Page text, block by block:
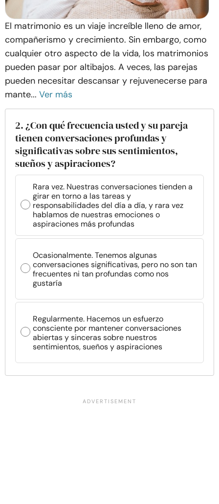
El matrimonio es un viaje increíble lleno de amor,
compañerismo y crecimiento. Sin embargo, como
cualquier otro aspecto de la vida, los matrimonios
pueden pasar por altibajos. A veces, las parejas
pueden necesitar descansar y rejuvenecerse para
mante... Ver más
2. ¿Con qué frecuencia usted y su pareja
tienen conversaciones profundas y
significativas sobre sus sentimientos,
sueños y aspiraciones?
Rara vez. Nuestras conversaciones tienden a
girar en torno a las tareas y
responsabilidades del día a día, y rara vez
hablamos de nuestras emociones o
aspiraciones más profundas
Ocasionalmente. Tenemos algunas
conversaciones significativas, pero no son tan
frecuentes ni tan profundas como nos
gustaría
Regularmente. Hacemos un esfuerzo
consciente por mantener conversaciones
abiertas y sinceras sobre nuestros
sentimientos, sueños y aspiraciones